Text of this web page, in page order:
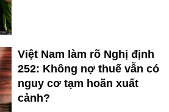
Việt Nam làm rõ Nghị định
252: Không nợ thuế vẫn có
nguy cơ tạm hoãn xuất
cảnh?